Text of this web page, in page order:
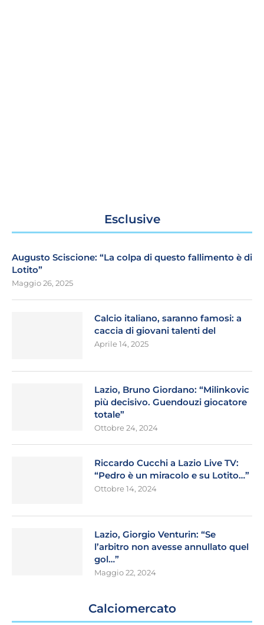
Esclusive
Augusto Sciscione: “La colpa di questo fallimento è di
Lotito”
Maggio 26, 2025
Calcio italiano, saranno famosi: a
caccia di giovani talenti del
Aprile 14, 2025
Lazio, Bruno Giordano: “Milinkovic
più decisivo. Guendouzi giocatore
totale”
Ottobre 24, 2024
Riccardo Cucchi a Lazio Live TV:
“Pedro è un miracolo e su Lotito…”
Ottobre 14, 2024
Lazio, Giorgio Venturin: “Se
l’arbitro non avesse annullato quel
gol…”
Maggio 22, 2024
Calciomercato